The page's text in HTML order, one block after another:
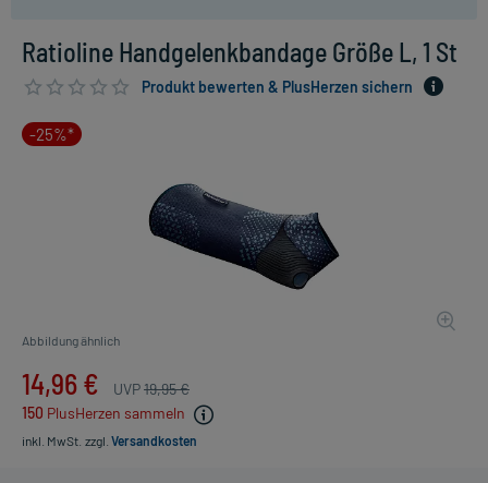
Ratioline Handgelenkbandage Größe L, 1 St
Produkt bewerten & PlusHerzen sichern
-25%*
Abbildung ähnlich
14,96 € UVP19,95 €
150 PlusHerzen sammeln
inkl. MwSt. zzgl. Versandkosten